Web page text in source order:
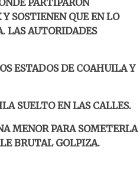
PARTIPARON
SOSTIENEN QUE EN LO
LAS AUTORIDADES
ESTADOS DE COAHUILA Y
SUELTO EN LAS CALLES.
MENOR PARA SOMETERLA
BRUTAL GOLPIZA.